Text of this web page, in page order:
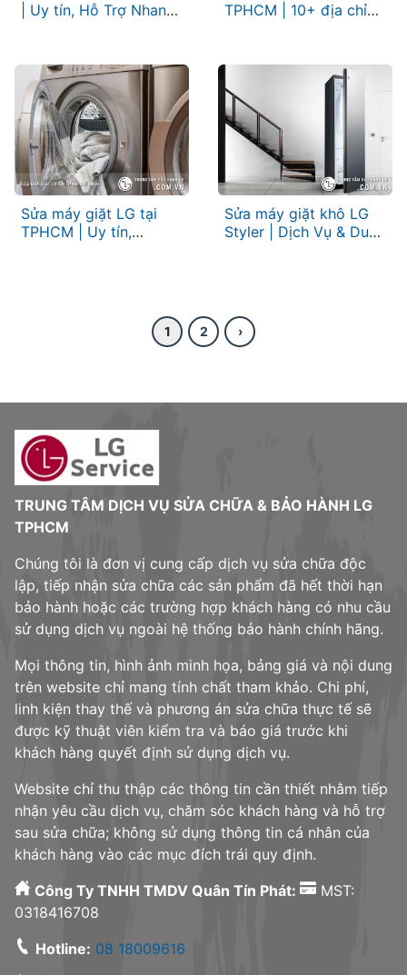
| Uy tín, Hỗ Trợ Nhanh
TPHCM | 10+ địa chỉ
Sửa máy giặt LG tại
TPHCM | Uy tín,
Sửa máy giặt khô LG
Styler | Dịch Vụ & Duy
1 2 ›
TRUNG TÂM DỊCH VỤ SỬA CHỮA & BẢO HÀNH LG
TPHCM
Chúng tôi là đơn vị cung cấp dịch vụ sửa chữa độc
lập, tiếp nhận sửa chữa các sản phẩm đã hết thời hạn
bảo hành hoặc các trường hợp khách hàng có nhu cầu
sử dụng dịch vụ ngoài hệ thống bảo hành chính hãng.
Mọi thông tin, hình ảnh minh họa, bảng giá và nội dung
trên website chỉ mang tính chất tham khảo. Chi phí,
linh kiện thay thế và phương án sửa chữa thực tế sẽ
được kỹ thuật viên kiểm tra và báo giá trước khi
khách hàng quyết định sử dụng dịch vụ.
Website chỉ thu thập các thông tin cần thiết nhằm tiếp
nhận yêu cầu dịch vụ, chăm sóc khách hàng và hỗ trợ
sau sửa chữa; không sử dụng thông tin cá nhân của
khách hàng vào các mục đích trái quy định.
Công Ty TNHH TMDV Quân Tín Phát:
MST:
0318416708
Hotline: 08 18009616